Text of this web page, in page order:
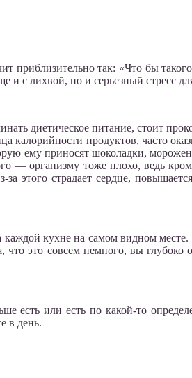
так: «Что бы
и с лихвой, но и серьезный стресс
диетическое питание, стоит
продуктов, часто
ему приносят шоколадки,
организму тоже плохо, ведь
этого страдает сердце,
кухне на самом видном
это совсем немного, вы
есть или есть по какой-то
в день.